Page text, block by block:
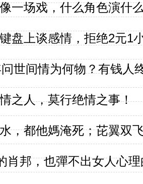
一场戏，什么角色演什
盘上谈感情，拒绝2元1
世间情为何物？有钱人
之人，莫行绝情之事！
，都他媽淹死；芘翼双
肖邦，也彈不出女人心